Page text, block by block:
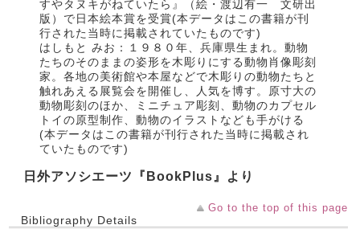
すやタヌキがねていたら』（絵・渡辺有一 文研出
版）で日本絵本賞を受賞(本データはこの書籍が刊
行された当時に掲載されていたものです)
はしもと みお：１９８０年、兵庫県生まれ。動物
たちのそのままの姿形を木彫りにする動物肖像彫刻
家。各地の美術館や本屋などで木彫りの動物たちと
触れあえる展覧会を開催し、人気を博す。原寸大の
動物彫刻のほか、ミニチュア彫刻、動物のカプセル
トイの原型制作、動物のイラストなども手がける
(本データはこの書籍が刊行された当時に掲載され
ていたものです)
日外アソシエーツ『BookPlus』より
Go to the top of this page
Bibliography Details